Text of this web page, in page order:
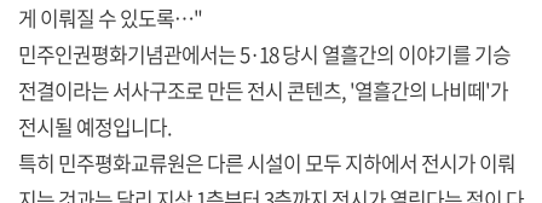
게 이뤄질 수 있도록…"
민주인권평화기념관에서는 5·18 당시 열흘간의 이야기를 기승
전결이라는 서사구조로 만든 전시 콘텐츠, '열흘간의 나비떼'가
전시될 예정입니다.
특히 민주평화교류원은 다른 시설이 모두 지하에서 전시가 이뤄